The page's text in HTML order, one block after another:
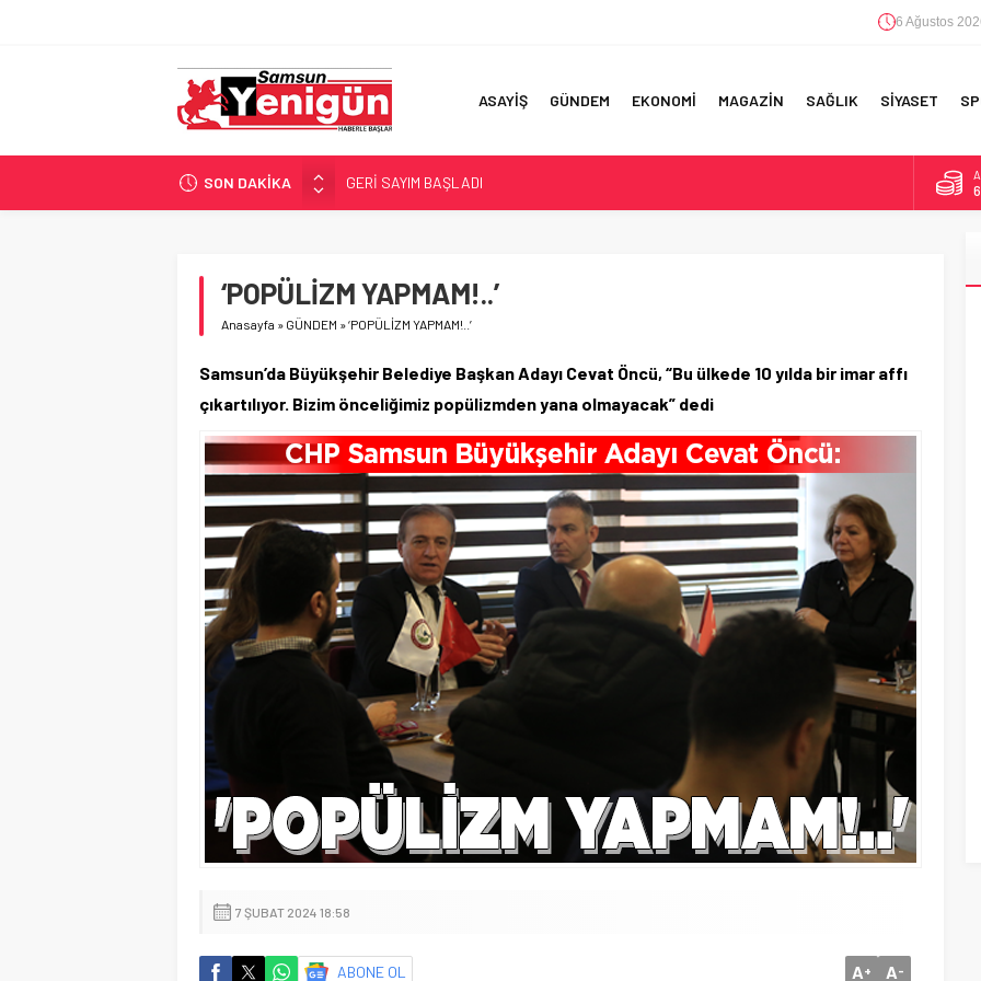
6 Ağustos
ASAYİŞ GÜNDEM EKONOMİ MAGAZİN SAĞLIK SİYASET
SON DAKİKA
GERİ SAYIM BAŞLADI
SAMSUNSPOR’DA HEDEF 5’İNCİLİK!
İŞTE FINDIK FİYATI!
YÖNETİCİ SEÇERKEN YAPILAN EN BÜYÜK HATALAR
‘POPÜLİZM YAPMAM!..’
Anasayfa » GÜNDEM »‘POPÜLİZM YAPMAM!..’
Samsun’da Büyükşehir Belediye Başkan Adayı Cevat Öncü, “Bu ülkede 10 yılda bir imar affı
çıkartılıyor. Bizim önceliğimiz popülizmden yana olmayacak” dedi
7 ŞUBAT 2024 18:58
ABONE OL A+ A-